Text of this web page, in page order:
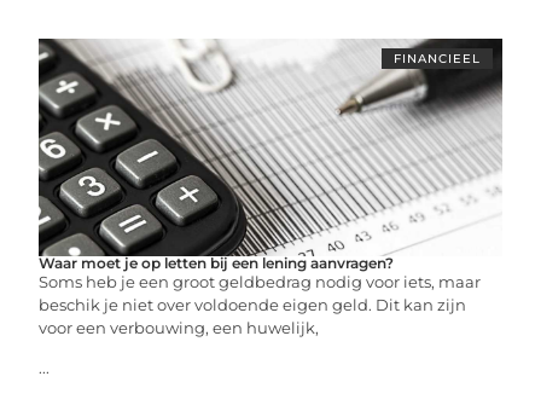
FINANCIEEL
Waar moet je op letten bij een lening aanvragen?
Soms heb je een groot geldbedrag nodig voor iets, maar
beschik je niet over voldoende eigen geld. Dit kan zijn
voor een verbouwing, een huwelijk,
...